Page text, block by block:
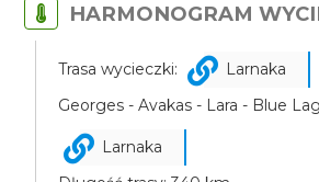
HARMONOGRAM
Trasa wycieczki: Larnaka
Georges - Avakas - Lara - Blue
Larnaka